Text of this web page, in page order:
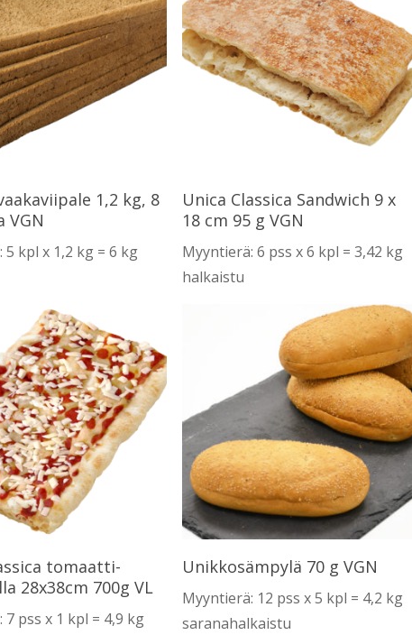
Lue Lisää
1,2 kg, 8
VGN
5 kpl x 1,2 kg = 6 kg
Lue Lisää
Unica Classica Sandwich 9 x
18 cm 95 g VGN
Myyntierä: 6 pss x 6 kpl = 3,42 kg
halkaistu
Lue Lisäätomaatti-
28x38cm 700g VL
pss x 1 kpl = 4,9 kg
Lue Lisää
Unikkosämpylä 70 g VGN
Myyntierä: 12 pss x 5 kpl = 4,2 kg
saranahalkaistu